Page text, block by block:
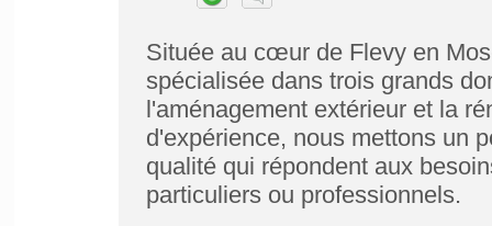
Située au cœur de Flevy en
spécialisée dans trois grands
l'aménagement extérieur et la
d'expérience, nous mettons un
qualité qui répondent aux
particuliers ou professionnels.